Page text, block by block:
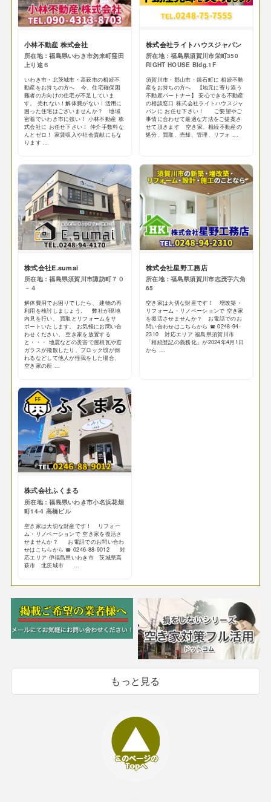
小林不動産 株式会社
所在地：福島県いわき市勿来町窪田
上り途６
いわき市・北茨城市・高萩市の相続不
動産をお持ちの方へ 今、住宅確保困
難者の方向けの住宅が不足していま
す。 売れない！解体費がない！活用に
困った住宅はございませんか？ 地域
密着でいわき市に強い！ 小林不動産 株
式会社に お任せ下さい！ 仲介手数料な
んとゼロ！ 家賃収入や社会貢献にもな
ります ...
株式会社ライトハウスジャパン
所在地：福島県須賀川市栄町350
RIGHT HOUSE Bldg.1F
須賀川市・郡山市・鏡石町に 相続不動
産をお持ちの方へ 【地元に寄り添う
不動産パートナー】 安心できる不動産
の相談窓口 株式会社ライトハウスジャ
パンに お任せ下さい！ ご要望やご
事情に合わせて最適な方法をご提案さ
せて頂きます 空き家、相続不動産の
処分、買取、売却、管理、リフォ ...
株式会社E.sumai
所在地：福島県須賀川市諏訪町７０
－４
解体費用でお困りでしたら、 建物の再
利用を検討しましょう。 弊社が現地
内見を行い、 買取とリフォームをサ
ポートいたします。 お気軽にお問い合
わせください。 空き家を放置する
と・・・ 地震などの災害で屋根瓦や窓
ガラスが飛散したり、ブロック塀が倒
れるなどして他人が怪我をした場合、
空き家の所 ...
株式会社星野工務店
所在地：福島県須賀川市志茂字六角
65
空き家は大切な財産です！ 増改築・
リフォーム・リノベーションで 空き家
を復活させませんか？ お電話でのお
問い合わせはこちらから ☎ 0248-94-
2310 対応エリア 福島県須賀川市
「相続登記の義務化」が2024年4月1日
から ...
株式会社ふくまる
所在地：福島県いわき市小名浜花畑
町14-4 高橋ビル
空き家は大切な財産です！ リフォー
ム・リノベーションで 空き家を復活さ
せませんか？ お電話でのお問い合わ
せはこちらから ☎ 0246-88-9012 対
応エリア 伊福島県いわき市 茨城県高
萩市 北茨城市 ...
もっと見る